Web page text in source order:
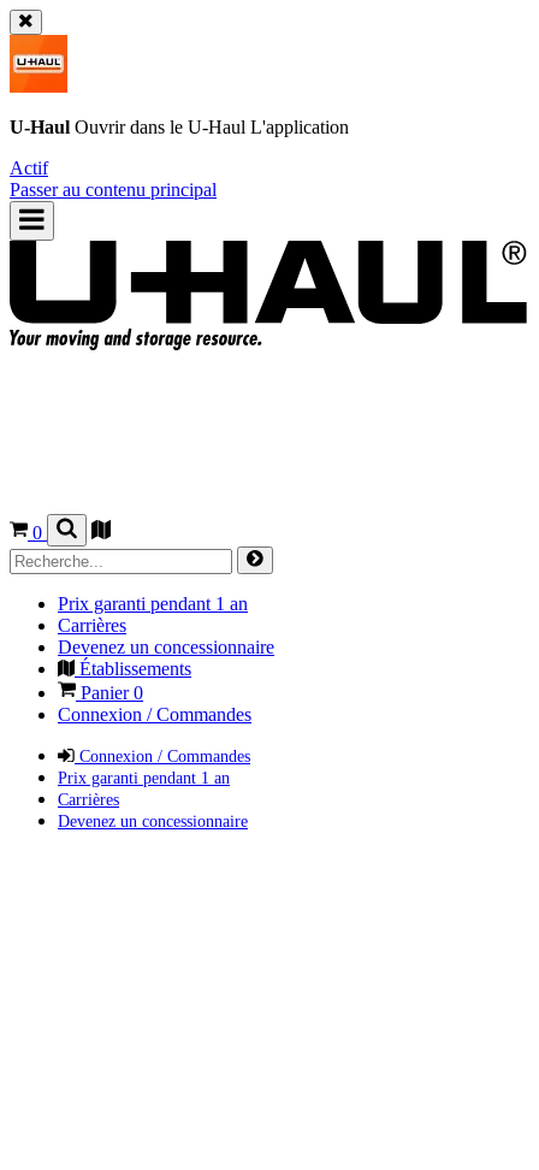
U-Haul Ouvrir dans le U-Haul L'application
Actif
Passer au contenu principal
0
Prix garanti pendant 1 an
Carrières
Devenez un concessionnaire
Établissements
Panier0
Connexion / Commandes
Connexion / Commandes
Prix garanti pendant 1 an
Carrières
Devenez un concessionnaire